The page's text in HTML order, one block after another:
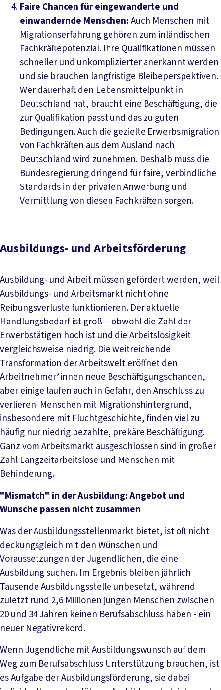
Faire Chancen für eingewanderte und
einwandernde Menschen:Auch Menschen mit
Migrationserfahrung gehören zum inländischen
Fachkräftepotenzial. Ihre Qualifikationen müssen
schneller und unkomplizierter anerkannt werden
und sie brauchen langfristige Bleibeperspektiven.
Wer dauerhaft den Lebensmittelpunkt in
Deutschland hat, braucht eine Beschäftigung, die
zur Qualifikation passt und das zu guten
Bedingungen. Auch die gezielte Erwerbsmigration
von Fachkräften aus dem Ausland nach
Deutschland wird zunehmen. Deshalb muss die
Bundesregierung dringend für faire, verbindliche
Standards in der privaten Anwerbung und
Vermittlung von diesen Fachkräften sorgen.
Ausbildungs- und Arbeitsförderung
Ausbildung- und Arbeit müssen gefördert werden, weil
Ausbildungs- und Arbeitsmarkt nicht ohne
Reibungsverluste funktionieren. Der aktuelle
Handlungsbedarf ist groß – obwohl die Zahl der
Erwerbstätigen hoch ist und die Arbeitslosigkeit
vergleichsweise niedrig. Die weitreichende
Transformation der Arbeitswelt eröffnet den
Arbeitnehmer*innen neue Beschäftigungschancen,
aber einige laufen auch in Gefahr, den Anschluss zu
verlieren. Menschen mit Migrationshintergrund,
insbesondere mit Fluchtgeschichte, finden viel zu
häufig nur niedrig bezahlte, prekäre Beschäftigung.
Ganz vom Arbeitsmarkt ausgeschlossen sind in großer
Zahl Langzeitarbeitslose und Menschen mit
Behinderung.
"Mismatch" in der Ausbildung: Angebot und
Wünsche passen nicht zusammen
Was der Ausbildungsstellenmarkt bietet, ist oft nicht
deckungsgleich mit den Wünschen und
Voraussetzungen der Jugendlichen, die eine
Ausbildung suchen. Im Ergebnis bleiben jährlich
Tausende Ausbildungsstelle unbesetzt, während
zuletzt rund 2,6 Millionen jungen Menschen zwischen
20 und 34 Jahren keinen Berufsabschluss haben - ein
neuer Negativrekord.
Wenn Jugendliche mit Ausbildungswunsch auf dem
Weg zum Berufsabschluss Unterstützung brauchen, ist
es Aufgabe der Ausbildungsförderung, sie dabei